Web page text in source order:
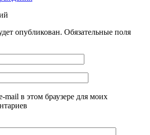
опубликован. Обязательные поля
mail в этом браузере для моих